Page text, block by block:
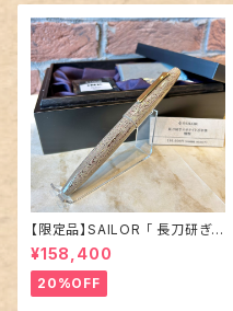
【限定品】SAILOR 「 長刀研ぎ
エボナイト 万年筆 〜憧憬〜 」
／M（中字）／21金ペン先
¥158,400
20%OFF